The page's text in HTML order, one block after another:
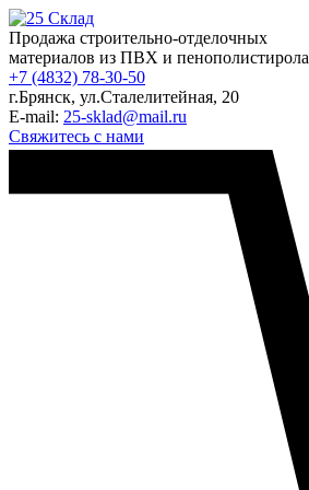
Продажа строительно-отделочных
материалов из ПВХ и пенополистирола
+7 (4832) 78-30-50
г.Брянск, ул.Сталелитейная, 20
E-mail: 25-sklad@mail.ru
Свяжитесь с нами